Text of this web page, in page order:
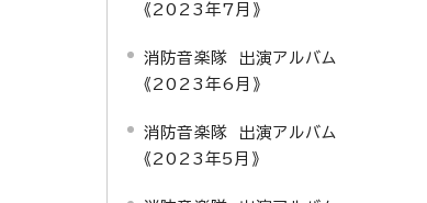
《2023年7月》
消防音楽隊 出演アルバム
《2023年6月》
消防音楽隊 出演アルバム
《2023年5月》